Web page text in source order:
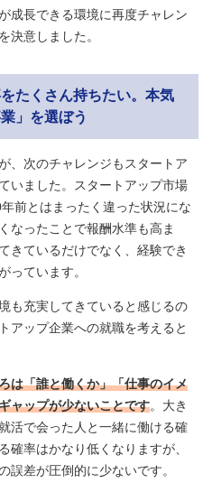
成長できる環境に再度チャレン
決意しました。
たくさん持ちたい。本気
」を選ぼう
、次のチャレンジもスタートア
いました。スタートアップ市場
前とはまったく違った状況にな
なったことで報酬水準も高ま
きているだけでなく、経験でき
っています。
も充実してきていると感じるの
アップ企業への就職を考えると
は「誰と働くか」「仕事のイメ
ャップが少ないことです。大き
活で会った人と一緒に働ける確
確率はかなり低くなりますが、
誤差が圧倒的に少ないです。